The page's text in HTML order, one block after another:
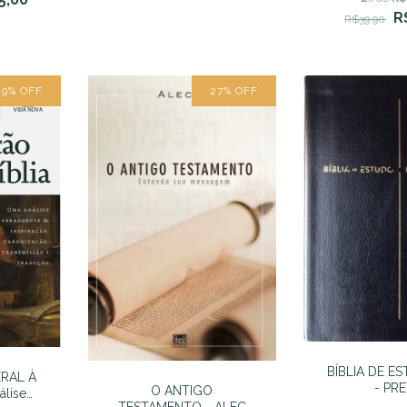
R$39,90
% OFF
À
27% OFF
O ANTIGO
BÍBLIA DE
-